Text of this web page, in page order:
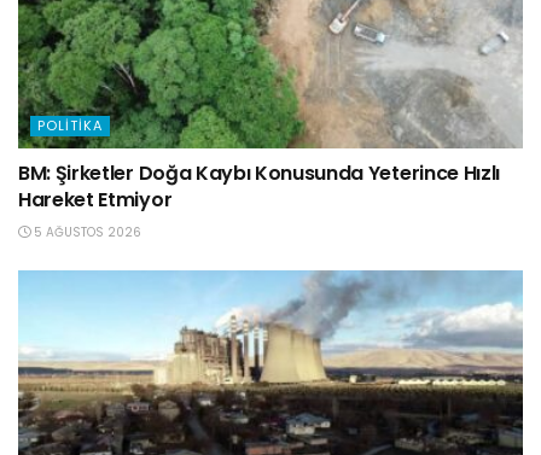
POLITIKA
BM: Şirketler Doğa Kaybı Konusunda Yeterince Hızlı
Hareket Etmiyor
5 AĞUSTOS 2026